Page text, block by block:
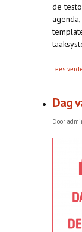
de
Lees
Dag
Door